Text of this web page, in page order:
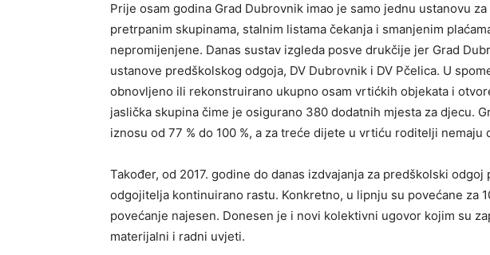
Prije osam godina Grad Dubrovnik imao je samo jednu ustanovu
pretrpanim skupinama, stalnim listama čekanja i smanjenim
nepromijenjene. Danas sustav izgleda posve drukčije jer Grad
ustanove predškolskog odgoja, DV Dubrovnik i DV Pčelica. U
obnovljeno ili rekonstruirano ukupno osam vrtićkih objekata i
jaslička skupina čime je osigurano 380 dodatnih mjesta za djecu.
iznosu od 77 % do 100 %, a za treće dijete u vrtiću roditelji nemaju
Također, od 2017. godine do danas izdvajanja za predškolski odgoj
odgojitelja kontinuirano rastu. Konkretno, u lipnju su povećane za
povećanje najesen. Donesen je i novi kolektivni ugovor kojim su
materijalni i radni uvjeti.